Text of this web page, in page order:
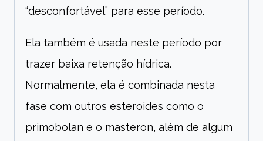
“desconfortável” para esse período.
Ela também é usada neste período por
trazer baixa retenção hídrica.
Normalmente, ela é combinada nesta
fase com outros esteroides como o
primobolan e o masteron, além de algum